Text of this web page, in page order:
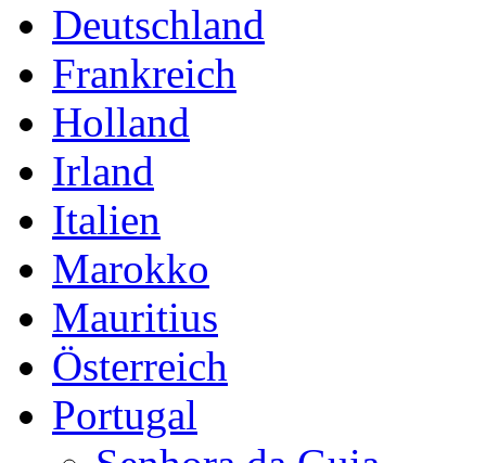
Deutschland
Frankreich
Holland
Irland
Italien
Marokko
Mauritius
Österreich
Portugal